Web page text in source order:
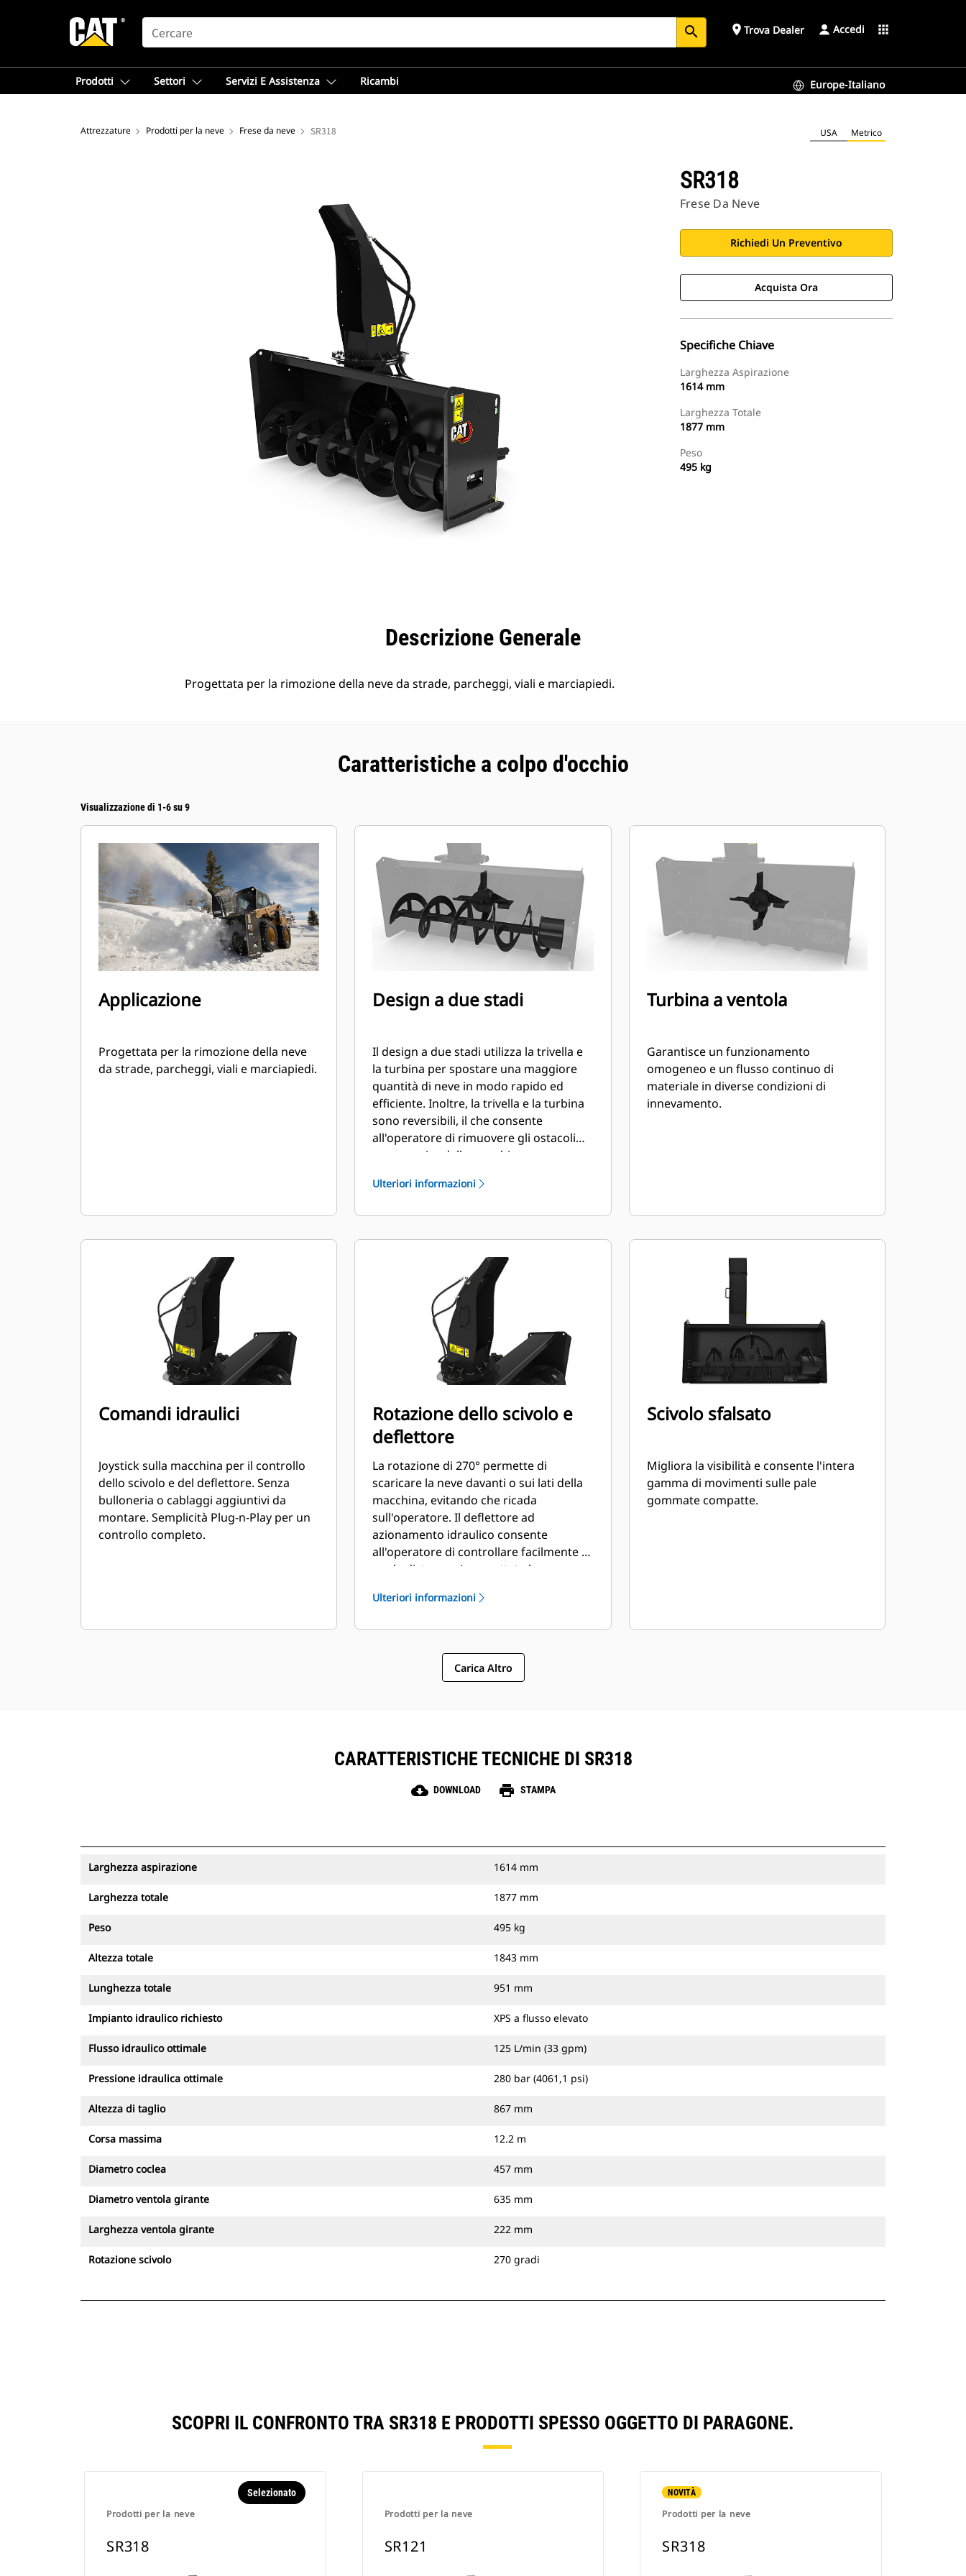
SEARCH search place Trova Dealer Accedi apps
Prodotti Settori Servizi E Assistenza Ricambi Europe-Italiano
Attrezzature Prodotti per la neve Frese da neve SR318 USA Metrico
SR318
Frese Da Neve
Richiedi Un Preventivo
Acquista Ora
Specifiche Chiave
Larghezza Aspirazione
1614 mm
Larghezza Totale
1877 mm
Peso
495 kg
Descrizione Generale
Progettata per la rimozione della neve da strade, parcheggi, viali e marciapiedi.
Caratteristiche a colpo d'occhio
Visualizzazione di 1-6 su 9
Applicazione
Progettata per la rimozione della neve
da strade, parcheggi, viali e marciapiedi.
Design a due stadi
Il design a due stadi utilizza la trivella e
la turbina per spostare una maggiore
quantità di neve in modo rapido ed
efficiente. Inoltre, la trivella e la turbina
sono reversibili, il che consente
all'operatore di rimuovere gli ostacoli
senza uscire dalla macchina.
Ulteriori informazioni
Turbina a ventola
Garantisce un funzionamento
omogeneo e un flusso continuo di
materiale in diverse condizioni di
innevamento.
Comandi idraulici
Joystick sulla macchina per il controllo
dello scivolo e del deflettore. Senza
bulloneria o cablaggi aggiuntivi da
montare. Semplicità Plug-n-Play per un
controllo completo.
Rotazione dello scivolo e
deflettore
La rotazione di 270° permette di
scaricare la neve davanti o sui lati della
macchina, evitando che ricada
sull'operatore. Il deflettore ad
azionamento idraulico consente
all'operatore di controllare facilmente a
quale distanza viene gettata la neve.
Ulteriori informazioni
Scivolo sfalsato
Migliora la visibilità e consente l'intera
gamma di movimenti sulle pale
gommate compatte.
Carica Altro
CARATTERISTICHE TECNICHE DI SR318
cloud_download DOWNLOAD print STAMPA
Larghezza aspirazione 1614 mm
Larghezza totale 1877 mm
Peso 495 kg
Altezza totale 1843 mm
Lunghezza totale 951 mm
Impianto idraulico richiesto XPS a flusso elevato
Flusso idraulico ottimale 125 L/min (33 gpm)
Pressione idraulica ottimale 280 bar (4061,1 psi)
Altezza di taglio 867 mm
Corsa massima 12.2 m
Diametro coclea 457 mm
Diametro ventola girante 635 mm
Larghezza ventola girante 222 mm
Rotazione scivolo 270 gradi
SCOPRI IL CONFRONTO TRA SR318 E PRODOTTI SPESSO OGGETTO DI PARAGONE.
Prodotti per la neve
Selezionato
SR318
Prodotti per la neve
SR121
NOVITÀ
Prodotti per la neve
SR318